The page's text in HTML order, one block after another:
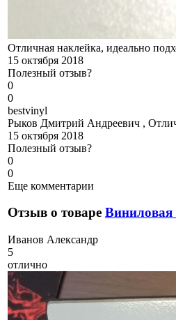
Отличная наклейка, идеально
15 октября 2018
Полезный отзыв?
0
0
bestvinyl
Рыков Дмитрий Андреевич ,
15 октября 2018
Полезный отзыв?
0
0
Еще комментарии
Отзыв о товаре Виниловая
Иванов Александр
5
отлично